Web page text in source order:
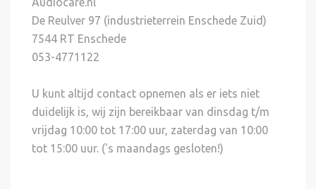
De Reulver 97 (industrieterrein Enschede Zuid)
7544 RT Enschede
053-4771122
U kunt altijd contact opnemen als er iets niet
duidelijk is, wij zijn bereikbaar van dinsdag t/m
vrijdag 10:00 tot 17:00 uur, zaterdag van 10:00
tot 15:00 uur. ('s maandags gesloten!)